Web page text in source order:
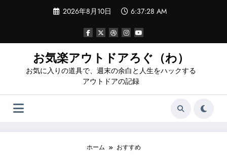
ツ
2026年8月10日 6:37:29 AM
お気楽アウトドアろぐ（わ）
お気に入りの道具で、週末の余白と人生をハックする
アウトドアの記録
ホーム おすすめ